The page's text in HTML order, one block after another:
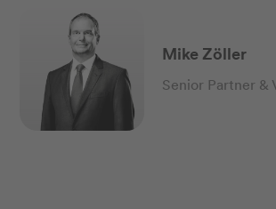
Mike Zöller
Senior Partner &